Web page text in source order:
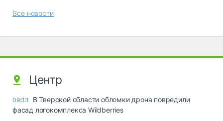
Все новости
Центр
09:33
В Тверской области обломки дрона повредили
фасад логокомплекса Wildberries